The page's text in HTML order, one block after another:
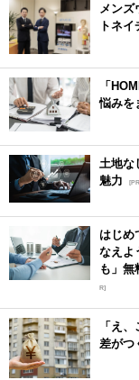
メン
トネ
「
悩みを
土地な
魅力
はじめ
なえよ
も」無
R]
「え
差がつ